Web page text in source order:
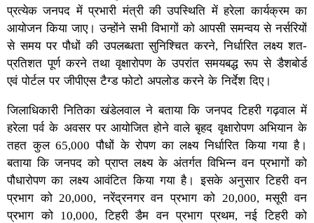
प्रत्येक जनपद में प्रभारी मंत्री की उपस्थिति में हरेला कार्यक्रम का
आयोजन किया जाए। उन्होंने सभी विभागों को आपसी समन्वय से नर्सरियों
से समय पर पौधों की उपलब्धता सुनिश्चित करने, निर्धारित लक्ष्य शत-
प्रतिशत पूर्ण करने तथा वृक्षारोपण के उपरांत समयबद्ध रूप से डैशबोर्ड
एवं पोर्टल पर जीपीएस टैग्ड फोटो अपलोड करने के निर्देश दिए।
जिलाधिकारी नितिका खंडेलवाल ने बताया कि जनपद टिहरी गढ़वाल में
हरेला पर्व के अवसर पर आयोजित होने वाले बृहद वृक्षारोपण अभियान के
तहत कुल 65,000 पौधों के रोपण का लक्ष्य निर्धारित किया गया है।
बताया कि जनपद को प्राप्त लक्ष्य के अंतर्गत विभिन्न वन प्रभागों को
पौधारोपण का लक्ष्य आवंटित किया गया है। इसके अनुसार टिहरी वन
प्रभाग को 20,000, नरेंद्रनगर वन प्रभाग को 20,000, मसूरी वन
प्रभाग को 10,000, टिहरी डैम वन प्रभाग प्रथम, नई टिहरी को